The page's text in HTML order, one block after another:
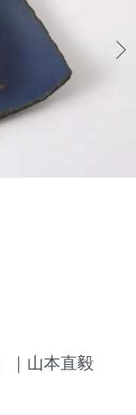
｜山本直毅